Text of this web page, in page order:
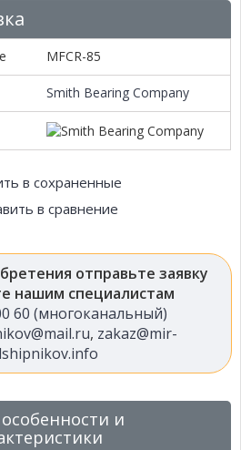
MFCR-85
Smith Bearing Company
в сохраненные
в сравнение
отправьте заявку
нашим специалистам
60 (многоканальный)
, zakaz@mir-
и